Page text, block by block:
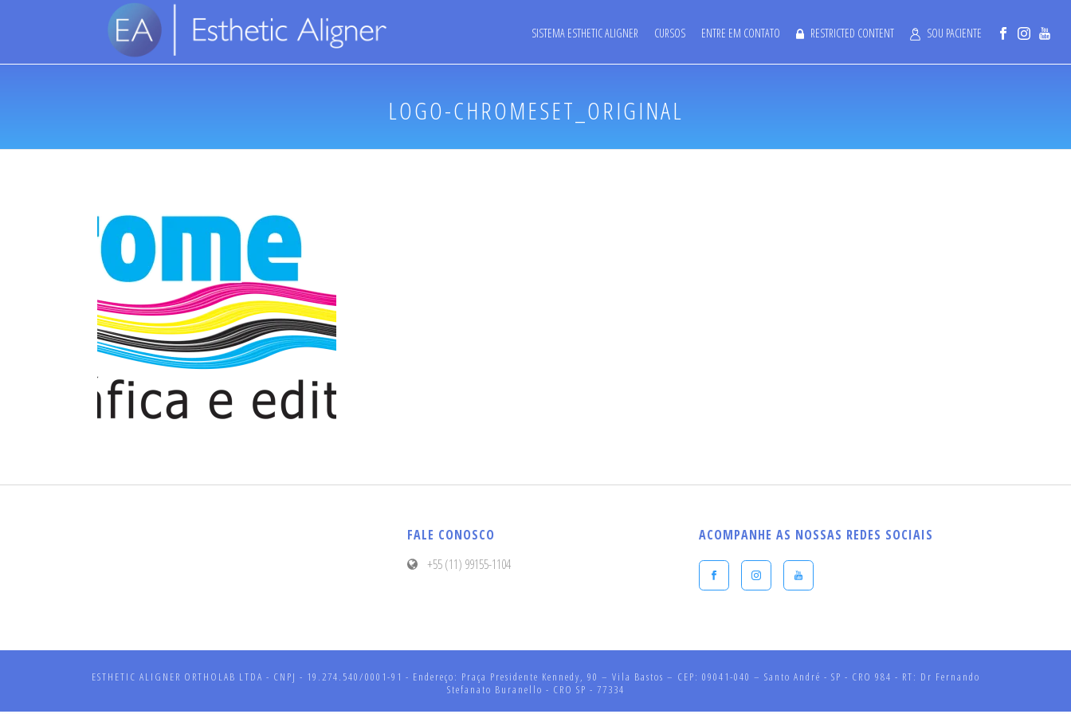
SISTEMA ESTHETIC ALIGNER CURSOS ENTRE EM CONTATO RESTRICTED CONTENT SOU PACIENTE
LOGO-CHROMESET_ORIGINAL
FALE CONOSCO
+55 (11) 99155-1104
ACOMPANHE AS NOSSAS REDES SOCIAIS
ESTHETIC ALIGNER ORTHOLAB LTDA - CNPJ - 19.274.540/0001-91 - Endereço: Praça Presidente Kennedy, 90 – Vila Bastos – CEP: 09041-040 – Santo André - SP - CRO 984 - RT: Dr Fernando
Stefanato Buranello - CRO SP - 77334